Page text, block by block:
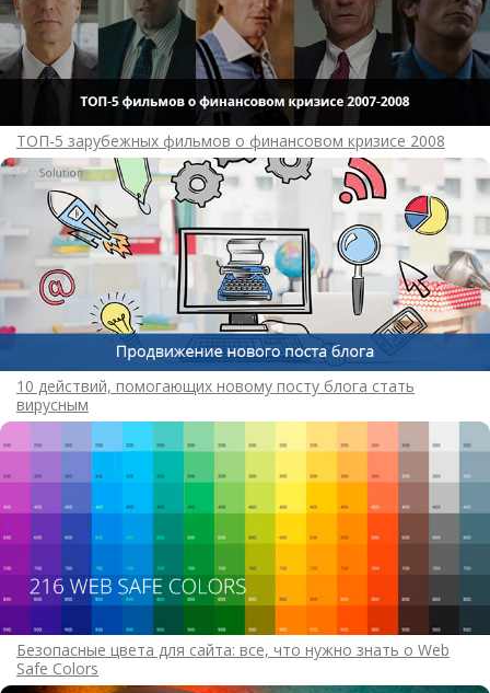
ТОП-5 зарубежных фильмов о финансовом кризисе 2008
10 действий, помогающих новому посту блога стать
вирусным
Безопасные цвета для сайта: все, что нужно знать о Web
Safe Colors